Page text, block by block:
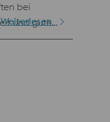
bei
und gute
Weiterlesen